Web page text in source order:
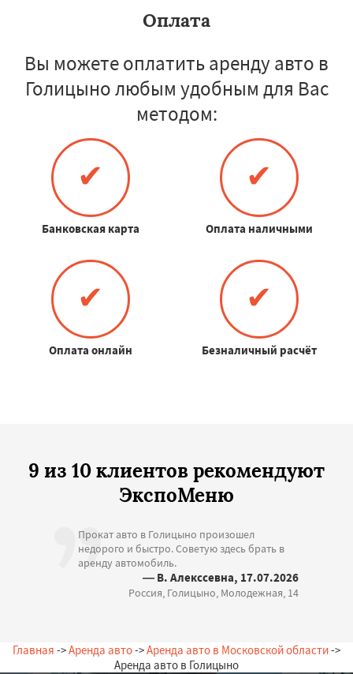
Оплата
Вы можете оплатить аренду авто в
Голицыно любым удобным для Вас
методом:
✔
Банковская карта
✔
Оплата наличными
✔
Оплата онлайн
✔
Безналичный расчёт
9 из 10 клиентов рекомендуют
ЭкспоМеню
Прокат авто в Голицыно произошел
недорого и быстро. Советую здесь брать в
аренду автомобиль.
— В. Алекссевна, 17.07.2026
Россия, Голицыно, Молодежная, 14
Главная ->Аренда авто->Аренда авто в Московской области->
Аренда авто в Голицыно